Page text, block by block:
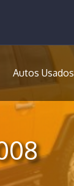
Autos Usados